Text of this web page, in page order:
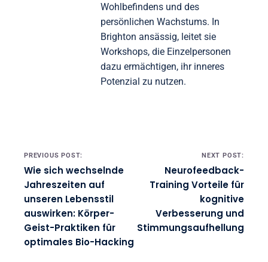
Wohlbefindens und des
persönlichen Wachstums. In
Brighton ansässig, leitet sie
Workshops, die Einzelpersonen
dazu ermächtigen, ihr inneres
Potenzial zu nutzen.
Post navigation
PREVIOUS POST:
Wie sich wechselnde
Jahreszeiten auf
unseren Lebensstil
auswirken: Körper-
Geist-Praktiken für
optimales Bio-Hacking
NEXT POST:
Neurofeedback-
Training Vorteile für
kognitive
Verbesserung und
Stimmungsaufhellung